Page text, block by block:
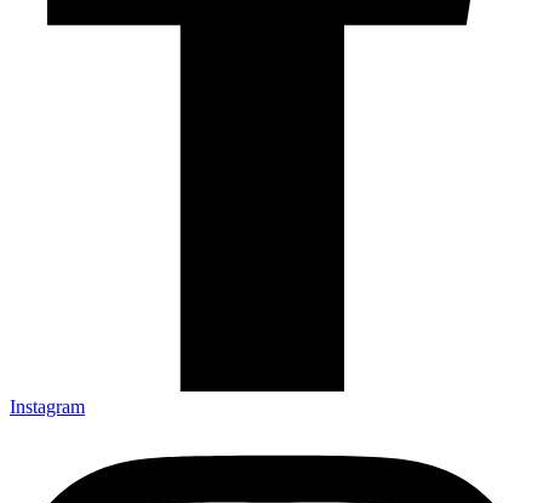
Instagram